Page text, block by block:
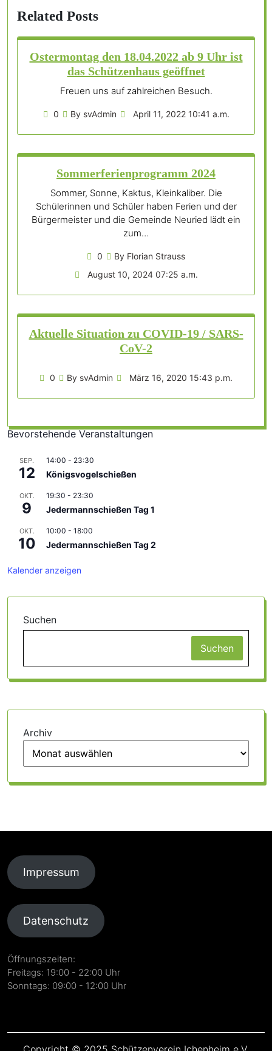
Related Posts
Ostermontag den 18.04.2022 ab 9 Uhr ist
das Schützenhaus geöffnet
Freuen uns auf zahlreichen Besuch.
0 By svAdmin April 11, 2022 10:41 a.m.
Sommerferienprogramm 2024
Sommer, Sonne, Kaktus, Kleinkaliber. Die
Schülerinnen und Schüler haben Ferien und der
Bürgermeister und die Gemeinde Neuried lädt ein
zum…
0
By Florian Strauss
August 10, 2024 07:25 a.m.
Aktuelle Situation zu COVID-19 / SARS-
CoV-2
0 By svAdmin März 16, 2020 15:43 p.m.
Bevorstehende Veranstaltungen
SEP.
12
14:00 - 23:30
Königsvogelschießen
OKT.
9
19:30 - 23:30
Jedermannschießen Tag 1
OKT.
10
10:00 - 18:00
Jedermannschießen Tag 2
Kalender anzeigen
Suchen
Suchen
Archiv
Impressum
Datenschutz
Öffnungszeiten:
Freitags: 19:00 - 22:00 Uhr
Sonntags: 09:00 - 12:00 Uhr